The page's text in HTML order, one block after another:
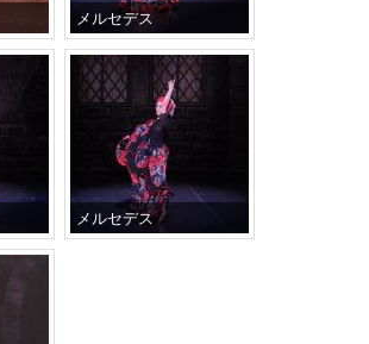
メルセデス
メルセデス